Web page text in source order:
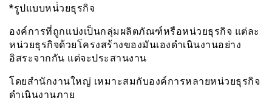
*รูปแบบหน่่วยธุรกิจ
องค์การที่ถูกเเบ่งเป็นกลุ่มผลิตภัณฑ์หรือหน่วยธุรกิจ แต่ละ
หน่วยธุรกิจด้วยโครงสร้างของมันเองดำเนินงานอย่าง
อิสระจากกัน แต่จะประสานงาน
โดยสำนักงานใหญ่ เหมาะสมกับองค์การหลายหน่วยธุรกิจ
ดำเนินงานภาย